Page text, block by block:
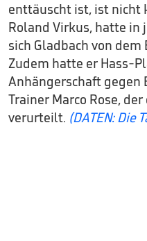
enttäuscht ist, ist nicht
Roland Virkus, hatte in
sich Gladbach von
Zudem hatte er Hass-
Anhängerschaft gegen
Trainer Marco Rose,
verurteilt. (DATEN: Die